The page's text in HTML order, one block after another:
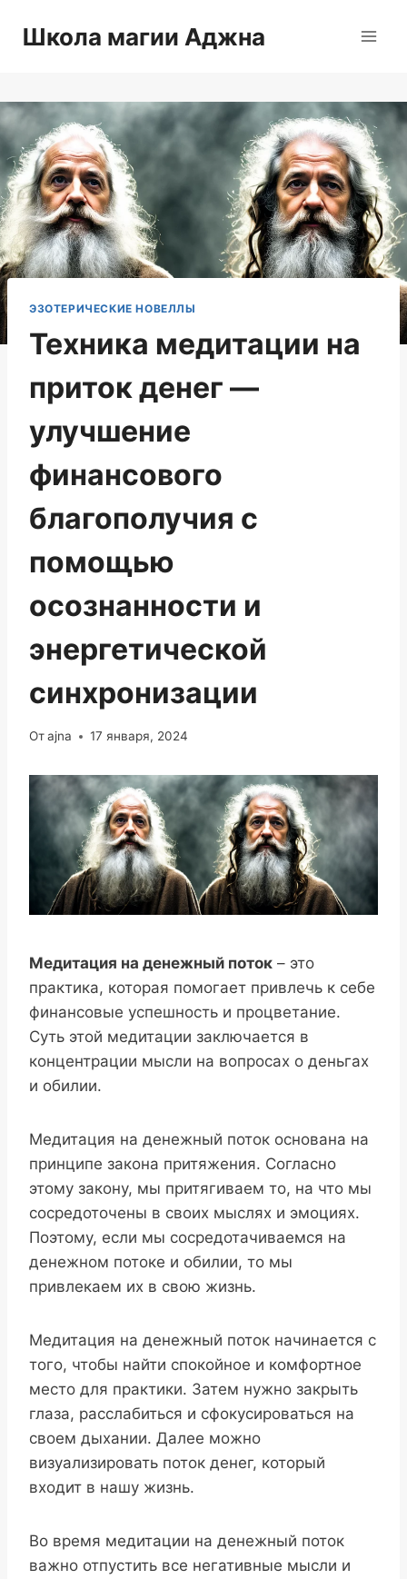
Школа магии Аджна
ЭЗОТЕРИЧЕСКИЕ НОВЕЛЛЫ
Техника медитации на
приток денег —
улучшение
финансового
благополучия с
помощью
осознанности и
энергетической
синхронизации
Отajna 17 января, 2024
Медитация на денежный поток – это
практика, которая помогает привлечь к себе
финансовые успешность и процветание.
Суть этой медитации заключается в
концентрации мысли на вопросах о деньгах
и обилии.
Медитация на денежный поток основана на
принципе закона притяжения. Согласно
этому закону, мы притягиваем то, на что мы
сосредоточены в своих мыслях и эмоциях.
Поэтому, если мы сосредотачиваемся на
денежном потоке и обилии, то мы
привлекаем их в свою жизнь.
Медитация на денежный поток начинается с
того, чтобы найти спокойное и комфортное
место для практики. Затем нужно закрыть
глаза, расслабиться и сфокусироваться на
своем дыхании. Далее можно
визуализировать поток денег, который
входит в нашу жизнь.
Во время медитации на денежный поток
важно отпустить все негативные мысли и